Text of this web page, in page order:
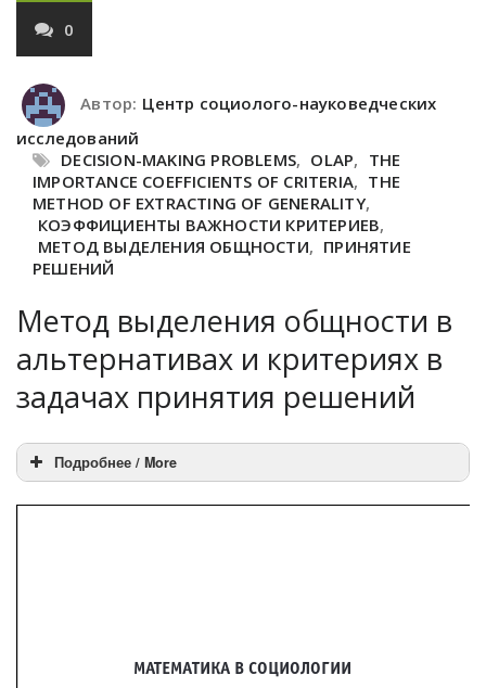
0
Автор: Центр социолого-науковедческих
исследований
DECISION-MAKING PROBLEMS, OLAP, THE
IMPORTANCE COEFFICIENTS OF CRITERIA, THE
METHOD OF EXTRACTING OF GENERALITY,
КОЭФФИЦИЕНТЫ ВАЖНОСТИ КРИТЕРИЕВ,
МЕТОД ВЫДЕЛЕНИЯ ОБЩНОСТИ, ПРИНЯТИЕ
РЕШЕНИЙ
Метод выделения общности в
альтернативах и критериях в
задачах принятия решений
Подробнее / More